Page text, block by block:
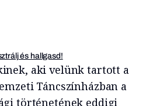
és hallgasd!
aki velünk tartott a
Táncszínházban a
történetének eddigi